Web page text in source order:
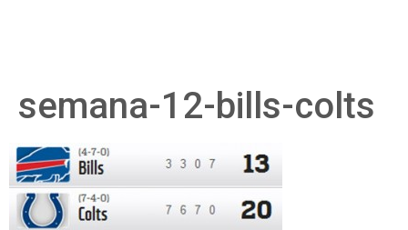
semana-12-bills-colts